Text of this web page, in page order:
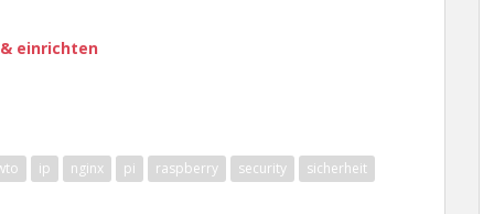
einrichten
ip nginx pi raspberry security
sicherheit